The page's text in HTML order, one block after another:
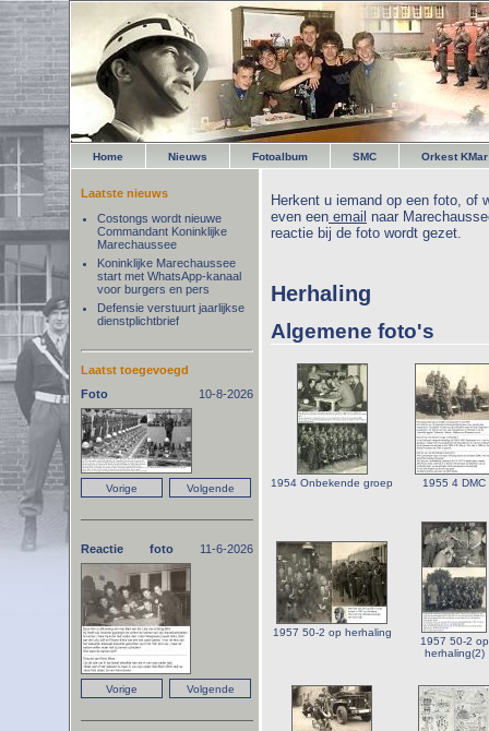
Home Nieuws Fotoalbum SMC Orkest KMar
Herkent u iemand op een foto, of
even een email naar
reactie bij de foto wordt gezet.
Herhaling
Algemene foto's
1954 Onbekende groep 1955 4 DMC
1957 50-2 op herhaling
1957 50-2 op
herhaling(2)
Laatste nieuws
Costongs wordt nieuwe
Commandant Koninklijke
Marechaussee
Koninklijke Marechaussee
start met WhatsApp-kanaal
voor burgers en pers
Defensie verstuurt jaarlijkse
dienstplichtbrief
Laatst toegevoegd
Foto
10-8-2026
Reactie foto 11-6-2026